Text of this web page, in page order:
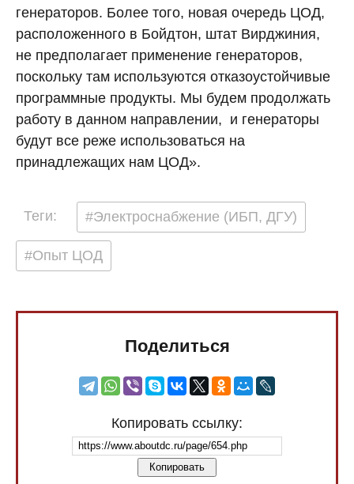
генераторов. Более того, новая очередь ЦОД,
расположенного в Бойдтон, штат Вирджиния,
не предполагает применение генераторов,
поскольку там используются отказоустойчивые
программные продукты. Мы будем продолжать
работу в данном направлении, и генераторы
будут все реже использоваться на
принадлежащих нам ЦОД».
Теги: #Электроснабжение (ИБП, ДГУ)
#Опыт ЦОД
Поделиться
Копировать ссылку:
Копировать